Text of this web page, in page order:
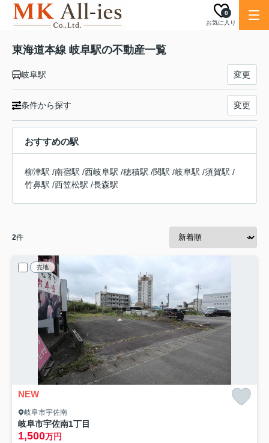
お気に入り
0
東海道本線 岐阜駅の不動産一覧
岐阜駅 変更
条件から探す 変更
おすすめの駅
柳津駅 /南宿駅 /西岐阜駅 /穂積駅 /関駅 /岐阜駅 /須賀駅 /
竹鼻駅 /西笠松駅 /長森駅
2件
売地
NEW
岐阜市宇佐南
岐阜市宇佐南1丁目
1,500万円